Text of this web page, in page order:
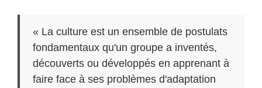
« La culture est un ensemble de postulats
fondamentaux qu'un groupe a inventés,
découverts ou développés en apprenant à
faire face à ses problèmes d'adaptation